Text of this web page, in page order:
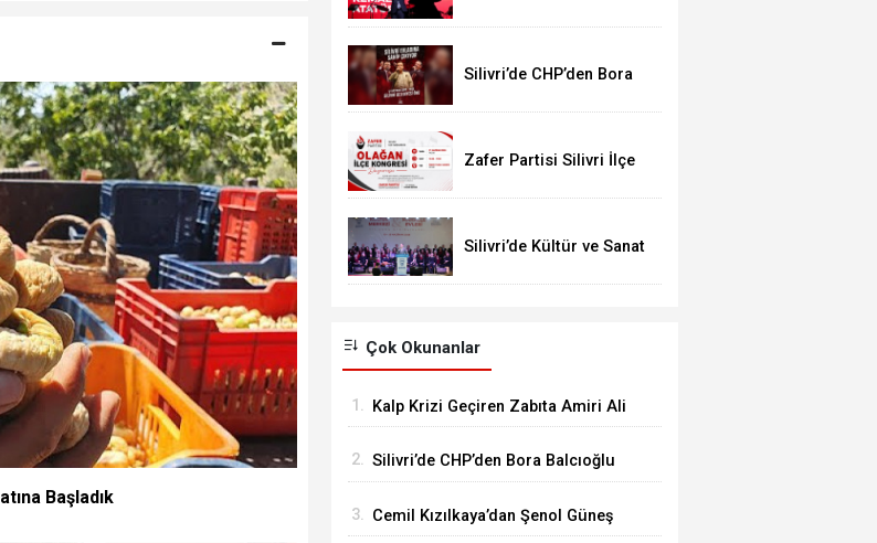
Başladık
Silivri’de CHP’den Bora
Çağrısı
Zafer Partisi Silivri İlçe
Oldu
Silivri’de Kültür ve Sanat
Örnek Bir Kent Olacağız”
Çok Okunanlar
1. Kalp Krizi Geçiren Zabıta Amiri Ali
2. Silivri’de CHP’den Bora Balcıoğlu
3. Cemil Kızılkaya’dan Şenol Güneş